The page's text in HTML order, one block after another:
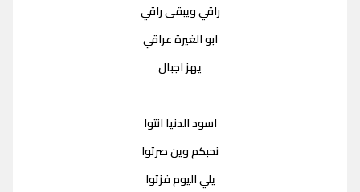
راقي ويبقى راقي
ابو الغيرة عراقي
يهز اجبال
اسود الدنيا انتوا
نحبكم وين صرتوا
يلي اليوم فزتوا